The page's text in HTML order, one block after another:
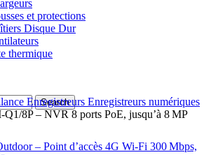
et protections
Disque Dur
thermique
Search
Enregistreurs Enregistreurs numériques
8P – NVR 8 ports PoE, jusqu’à 8 MP